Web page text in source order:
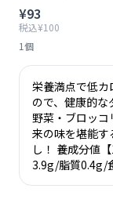
¥93
税込¥100
1個
栄養満点で低カ
ので、健康的
野菜・ブロッ
来の味を堪能す
し！ 養成分値
3.9g/脂質0.4g/